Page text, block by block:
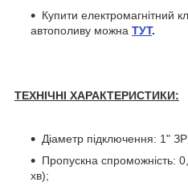
Купити електромагнітний
автополиву можна ТУТ.
ТЕХНІЧНІ ХАРАКТЕРИСТИКИ:
Діаметр підключення: 1"
Пропускна спроможність:
хв);